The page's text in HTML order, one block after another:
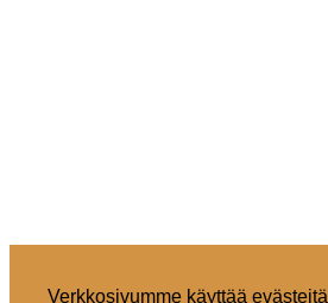
Verkkosivumme käyttää evästeitä